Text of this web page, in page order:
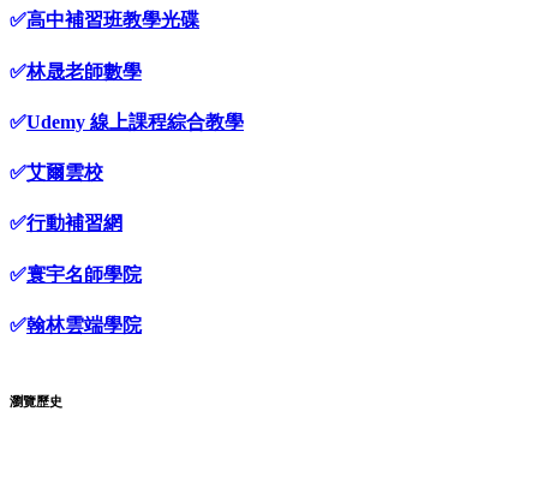
✅高中補習班教學光碟
✅林晟老師數學
✅Udemy 線上課程綜合教學
✅艾爾雲校
✅行動補習網
✅寰宇名師學院
✅翰林雲端學院
瀏覽歷史